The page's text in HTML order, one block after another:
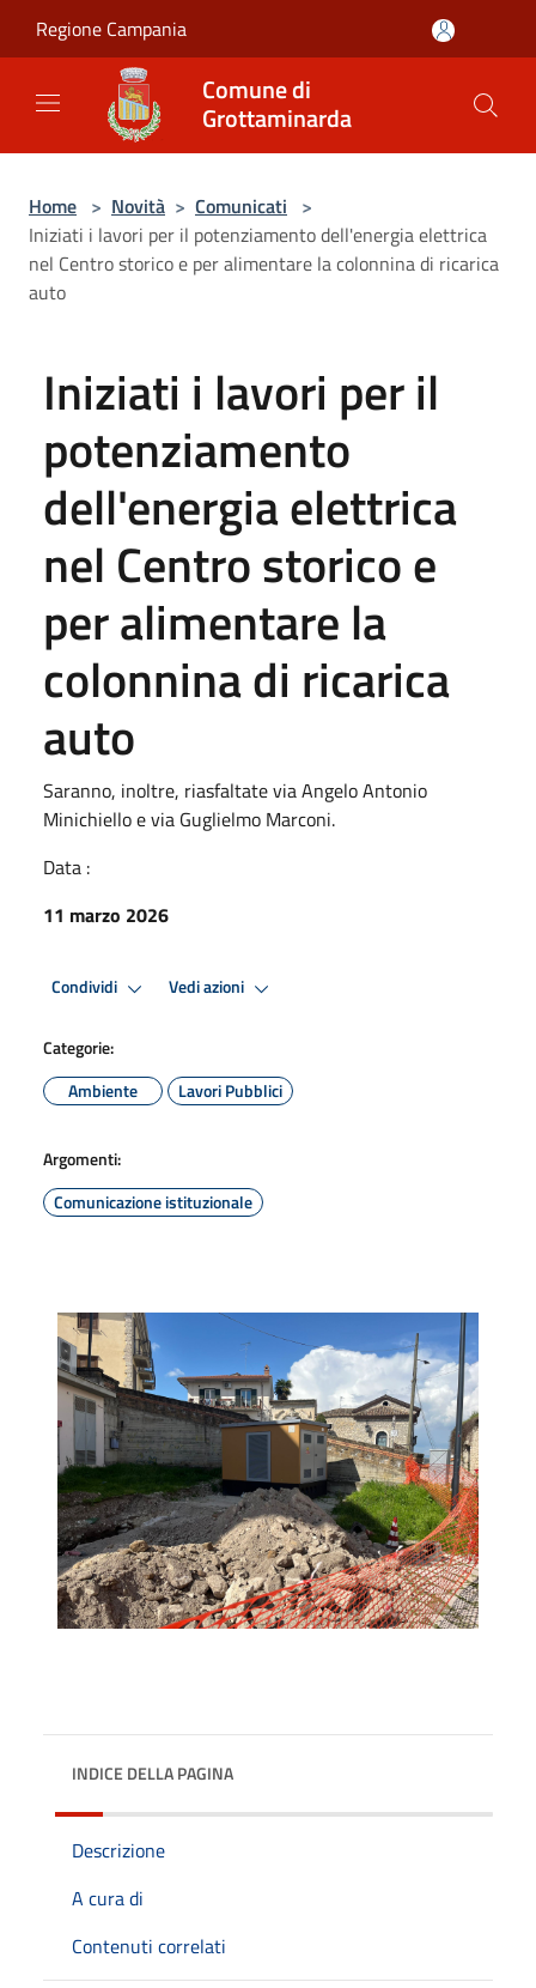
Regione Campania
Comune di
Grottaminarda
Home > Novità > Comunicati >
Iniziati i lavori per il potenziamento dell'energia elettrica
nel Centro storico e per alimentare la colonnina di ricarica
auto
Iniziati i lavori per il
potenziamento
dell'energia elettrica
nel Centro storico e
per alimentare la
colonnina di ricarica
auto
Saranno, inoltre, riasfaltate via Angelo Antonio
Minichiello e via Guglielmo Marconi.
Data :
11 marzo 2026
Condividi Vedi azioni
Categorie:
Ambiente
Lavori Pubblici
Argomenti:
Comunicazione istituzionale
INDICE DELLA PAGINA
Descrizione
A cura di
Contenuti correlati